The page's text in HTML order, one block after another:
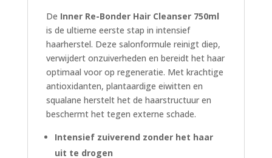
De Inner Re-Bonder Hair Cleanser 750ml
is de ultieme eerste stap in intensief
haarherstel. Deze salonformule reinigt diep,
verwijdert onzuiverheden en bereidt het haar
optimaal voor op regeneratie. Met krachtige
antioxidanten, plantaardige eiwitten en
squalane herstelt het de haarstructuur en
beschermt het tegen externe schade.
Intensief zuiverend zonder het haar
uit te drogen